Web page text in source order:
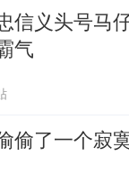
信义头号马
气
偷了一个寂